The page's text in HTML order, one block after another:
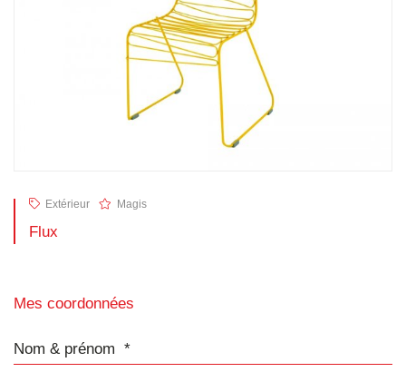
Extérieur Magis
Flux
Mes coordonnées
Nom & prénom